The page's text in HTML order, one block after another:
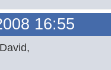
16:55
David,